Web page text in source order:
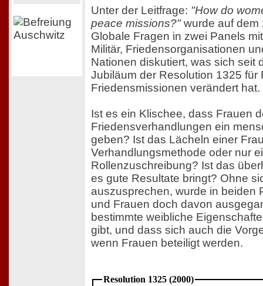
Unter der Leitfrage: "How do
peace missions?"wurde auf dem
Globale Fragen in zwei Panels
Militär, Friedensorganisationen
Nationen diskutiert, was sich seit
Jubiläum der Resolution 1325 für
Friedensmissionen verändert hat.
Ist es ein Klischee, dass Frauen
Friedensverhandlungen ein
geben? Ist das Lächeln einer
Verhandlungsmethode oder nur
Rollenzuschreibung? Ist das
es gute Resultate bringt? Ohne
auszusprechen, wurde in beiden
und Frauen doch davon
bestimmte weibliche
gibt, und dass sich auch die
wenn Frauen beteiligt werden.
Resolution 1325 (2000)